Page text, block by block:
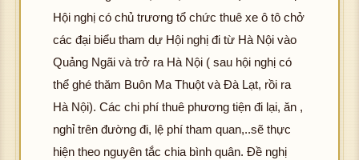
Hội nghị có chủ trương tổ chức thuê xe ô tô chở
các đại biểu tham dự Hội nghị đi từ Hà Nội vào
Quảng Ngãi và trở ra Hà Nội ( sau hội nghị có
thể ghé thăm Buôn Ma Thuột và Đà Lạt, rồi ra
Hà Nội). Các chi phí thuê phương tiện đi lại, ăn ,
nghỉ trên đường đi, lệ phí tham quan,..sẽ thực
hiện theo nguyên tắc chia bình quân. Đề nghị